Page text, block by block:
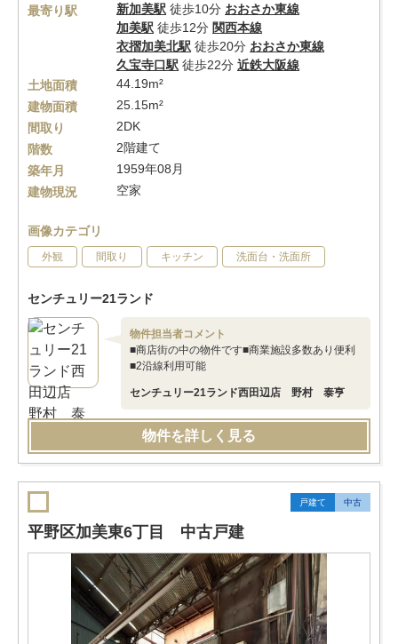
最寄り駅
新加美駅 徒歩10分 おおさか東線
加美駅 徒歩12分 関西本線
衣摺加美北駅 徒歩20分 おおさか東線
久宝寺口駅 徒歩22分 近鉄大阪線
土地面積
44.19m²
建物面積
25.15m²
間取り
2DK
階数
2階建て
築年月
1959年08月
建物現況
空家
画像カテゴリ
外観 間取り キッチン 洗面台・洗面所
センチュリー21ランド
物件担当者コメント
■商店街の中の物件です■商業施設多数あり便利
■2沿線利用可能
センチュリー21ランド西田辺店 野村 泰亨
物件を詳しく見る
戸建て 中古
平野区加美東6丁目 中古戸建